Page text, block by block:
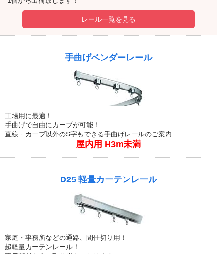
レール一覧を見る
手曲げベンダーレール
工場用に最適！
手曲げで自由にカーブが可能！
直線・カーブ以外のS字もできる手曲げレールのご案内
屋内用 H3m未満
D25 軽量カーテンレール
家庭・事務所などの通路、間仕切り用！
超軽量カーテンレール！